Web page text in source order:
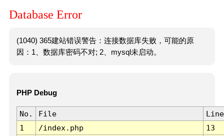
Database Error
(1040) 365建站错误警告：连接数据库失败，可能的原
因：1、数据库密码不对; 2、mysql未启动。
PHP Debug
No. File
Line
1
/index.php 13